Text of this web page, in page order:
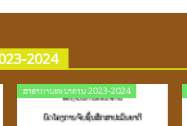
2024
ສາຂາການທະນາຄານ 2023-2024
Posted
on